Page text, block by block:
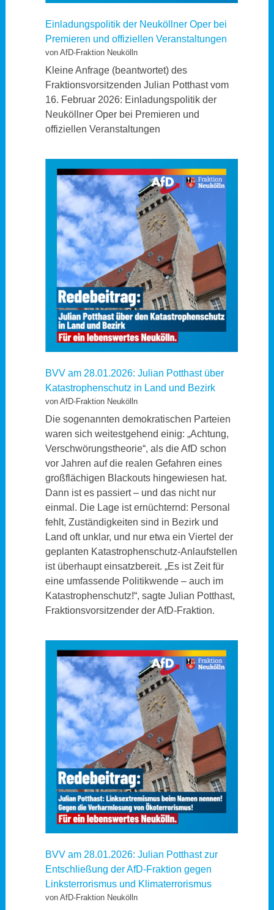
Einladungspolitik der Neuköllner Oper bei
Premieren und offiziellen Veranstaltungen
von AfD-Fraktion Neukölln
Kleine Anfrage (beantwortet) des
Fraktionsvorsitzenden Julian Potthast vom
16. Februar 2026: Einladungspolitik der
Neuköllner Oper bei Premieren und
offiziellen Veranstaltungen
BVV am 28.01.2026: Julian Potthast über
Katastrophenschutz in Land und Bezirk
von AfD-Fraktion Neukölln
Die sogenannten demokratischen Parteien
waren sich weitestgehend einig: „Achtung,
Verschwörungstheorie“, als die AfD schon
vor Jahren auf die realen Gefahren eines
großflächigen Blackouts hingewiesen hat.
Dann ist es passiert – und das nicht nur
einmal. Die Lage ist ernüchternd: Personal
fehlt, Zuständigkeiten sind in Bezirk und
Land oft unklar, und nur etwa ein Viertel der
geplanten Katastrophenschutz-Anlaufstellen
ist überhaupt einsatzbereit. „Es ist Zeit für
eine umfassende Politikwende – auch im
Katastrophenschutz!“, sagte Julian Potthast,
Fraktionsvorsitzender der AfD-Fraktion.
BVV am 28.01.2026: Julian Potthast zur
Entschließung der AfD-Fraktion gegen
Linksterrorismus und Klimaterrorismus
von AfD-Fraktion Neukölln